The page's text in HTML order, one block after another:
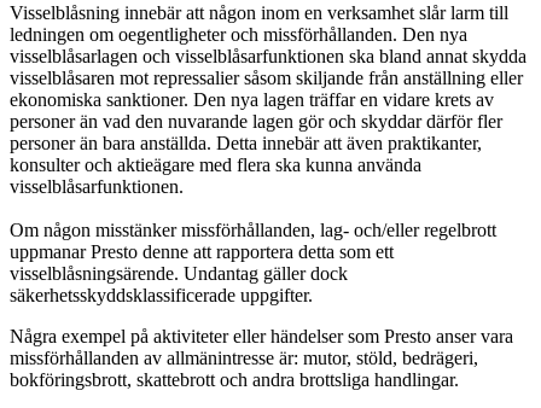
Visselblåsning innebär att någon inom en verksamhet slår larm till
ledningen om oegentligheter och missförhållanden. Den nya
visselblåsarlagen och visselblåsarfunktionen ska bland annat skydda
visselblåsaren mot repressalier såsom skiljande från anställning eller
ekonomiska sanktioner. Den nya lagen träffar en vidare krets av
personer än vad den nuvarande lagen gör och skyddar därför fler
personer än bara anställda. Detta innebär att även praktikanter,
konsulter och aktieägare med flera ska kunna använda
visselblåsarfunktionen.
Om någon misstänker missförhållanden, lag- och/eller regelbrott
uppmanar Presto denne att rapportera detta som ett
visselblåsningsärende. Undantag gäller dock
säkerhetsskyddsklassificerade uppgifter.
Några exempel på aktiviteter eller händelser som Presto anser vara
missförhållanden av allmänintresse är: mutor, stöld, bedrägeri,
bokföringsbrott, skattebrott och andra brottsliga handlingar.